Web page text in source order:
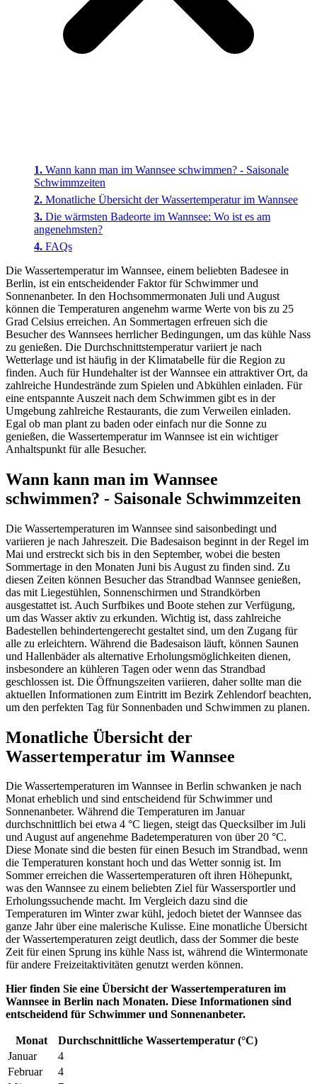
Wann kann man im Wannsee schwimmen? - Saisonale
Schwimmzeiten
Monatliche Übersicht der Wassertemperatur im Wannsee
Die wärmsten Badeorte im Wannsee: Wo ist es am
angenehmsten?
FAQs
Die Wassertemperatur im Wannsee, einem beliebten Badesee in
Berlin, ist ein entscheidender Faktor für Schwimmer und
Sonnenanbeter. In den Hochsommermonaten Juli und August
können die Temperaturen angenehm warme Werte von bis zu 25
Grad Celsius erreichen. An Sommertagen erfreuen sich die
Besucher des Wannsees herrlicher Bedingungen, um das kühle Nass
zu genießen. Die Durchschnittstemperatur variiert je nach
Wetterlage und ist häufig in der Klimatabelle für die Region zu
finden. Auch für Hundehalter ist der Wannsee ein attraktiver Ort, da
zahlreiche Hundestrände zum Spielen und Abkühlen einladen. Für
eine entspannte Auszeit nach dem Schwimmen gibt es in der
Umgebung zahlreiche Restaurants, die zum Verweilen einladen.
Egal ob man plant zu baden oder einfach nur die Sonne zu
genießen, die Wassertemperatur im Wannsee ist ein wichtiger
Anhaltspunkt für alle Besucher.
Wann kann man im Wannsee
schwimmen? - Saisonale Schwimmzeiten
Die Wassertemperaturen im Wannsee sind saisonbedingt und
variieren je nach Jahreszeit. Die Badesaison beginnt in der Regel im
Mai und erstreckt sich bis in den September, wobei die besten
Sommertage in den Monaten Juni bis August zu finden sind. Zu
diesen Zeiten können Besucher das Strandbad Wannsee genießen,
das mit Liegestühlen, Sonnenschirmen und Strandkörben
ausgestattet ist. Auch Surfbikes und Boote stehen zur Verfügung,
um das Wasser aktiv zu erkunden. Wichtig ist, dass zahlreiche
Badestellen behindertengerecht gestaltet sind, um den Zugang für
alle zu erleichtern. Während die Badesaison läuft, können Saunen
und Hallenbäder als alternative Erholungsmöglichkeiten dienen,
insbesondere an kühleren Tagen oder wenn das Strandbad
geschlossen ist. Die Öffnungszeiten variieren, daher sollte man die
aktuellen Informationen zum Eintritt im Bezirk Zehlendorf beachten,
um den perfekten Tag für Sonnenbaden und Schwimmen zu planen.
Monatliche Übersicht der
Wassertemperatur im Wannsee
Die Wassertemperaturen im Wannsee in Berlin schwanken je nach
Monat erheblich und sind entscheidend für Schwimmer und
Sonnenanbeter. Während die Temperaturen im Januar
durchschnittlich bei etwa 4 °C liegen, steigt das Quecksilber im Juli
und August auf angenehme Badetemperaturen von über 20 °C.
Diese Monate sind die besten für einen Besuch im Strandbad, wenn
die Temperaturen konstant hoch und das Wetter sonnig ist. Im
Sommer erreichen die Wassertemperaturen oft ihren Höhepunkt,
was den Wannsee zu einem beliebten Ziel für Wassersportler und
Erholungssuchende macht. Im Vergleich dazu sind die
Temperaturen im Winter zwar kühl, jedoch bietet der Wannsee das
ganze Jahr über eine malerische Kulisse. Eine monatliche Übersicht
der Wassertemperaturen zeigt deutlich, dass der Sommer die beste
Zeit für einen Sprung ins kühle Nass ist, während die Wintermonate
für andere Freizeitaktivitäten genutzt werden können.
Hier finden Sie eine Übersicht der Wassertemperaturen im
Wannsee in Berlin nach Monaten. Diese Informationen sind
entscheidend für Schwimmer und Sonnenanbeter.
Monat
Durchschnittliche Wassertemperatur (°C)
Januar
4
Februar
4